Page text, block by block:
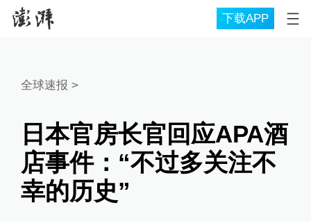
下载APP
全球速报 >
日本官房长官回应APA酒
店事件：“不过多关注不
幸的历史”